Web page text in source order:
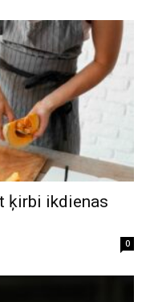
ķirbi ikdienas
0